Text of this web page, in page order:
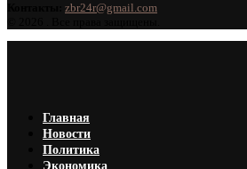
zbr24r@gmail.com
Главная
Новости
Политика
Экономика